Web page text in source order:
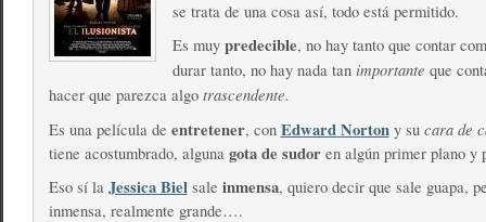
se trata de una cosa así, todo está permitido.
Es muy predecible, no hay tanto que contar
durar tanto, no hay nada tan importante que
hacer que parezca algo trascendente.
Es una película de entretener, con Edward Nortony su cara de
tiene acostumbrado, alguna gota de sudoren algún primer plano y
Eso sí la Jessica Bielsale inmensa, quiero decir que sale guapa,
inmensa, realmente grande….